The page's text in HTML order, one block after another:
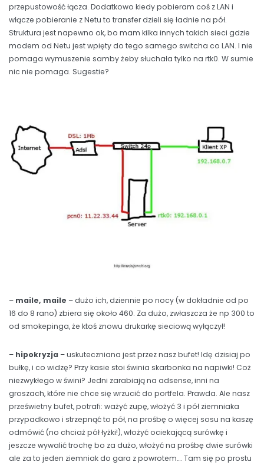
przepustowość łącza. Dodatkowo kiedy pobieram coś z LAN i
włącze pobieranie z Netu to transfer dzieli się ładnie na pół.
Struktura jest napewno ok, bo mam kilka innych takich sieci gdzie
modem od Netu jest wpięty do tego samego switcha co LAN. I nie
pomaga wymuszenie samby żeby słuchała tylko na rtk0. W sumie
nic nie pomaga. Sugestie?
– maile, maile – dużo ich, dziennie po nocy (w dokładnie od po
16 do 8 rano) zbiera się około 460. Za dużo, zwłaszcza że np 300 to
od smokepinga, że ktoś znowu drukarkę sieciową wyłączył!
– hipokryzja – uskuteczniana jest przez nasz bufet! Idę dzisiaj po
bułkę, i co widzę? Przy kasie stoi świnia skarbonka na napiwki! Coż
niezwykłego w świni? Jedni zarabiają na adsense, inni na
groszach, które nie chce się wrzucić do portfela. Prawda. Ale nasz
prześwietny bufet, potrafi: ważyć zupę, włożyć 3 i pół ziemniaka
przypadkowo i strzepnąć to pół, na prośbę o więcej sosu na kaszę
odmówić (no chciaż pół łyżki!), włożyć ociekającą surówkę i
jeszcze wywalić trochę bo za dużo, włożyć na prośbę dwie surówki
ale za to jeden ziemniak do gara z powrotem…. Tam się po prostu